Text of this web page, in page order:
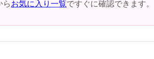
らお気に入り一覧ですぐに確認できます。